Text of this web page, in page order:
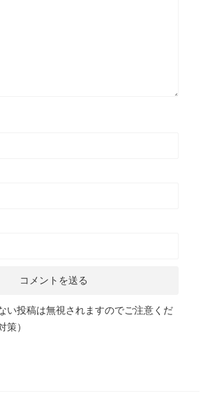
い投稿は無視されますのでご注意くだ
策）